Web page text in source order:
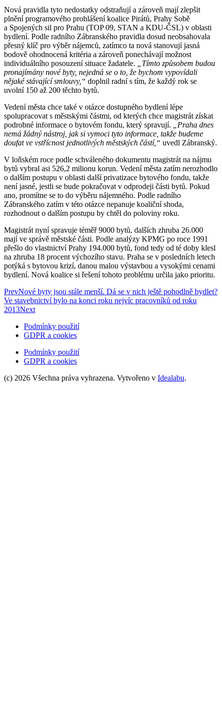
Nová pravidla tyto nedostatky odstraňují a zároveň mají zlepšit
plnění programového prohlášení koalice Pirátů, Prahy Sobě
a Spojených sil pro Prahu (TOP 09, STAN a KDU-ČSL) v oblasti
bydlení. Podle radního Zábranského pravidla dosud neobsahovala
přesný klíč pro výběr nájemců, zatímco ta nová stanovují jasná
bodově ohodnocená kritéria a zároveň ponechávají možnost
individuálního posouzení situace žadatele.
„Tímto způsobem budou
pronajímány nové byty, nejedná se o to, že bychom vypovídali
nějaké stávající smlouvy,“ doplnil radní s tím, že každý rok se
uvolní 150 až 200 těchto bytů.
Vedení města chce také v otázce dostupného bydlení lépe
spolupracovat s městskými částmi, od kterých chce magistrát získat
podrobné informace o bytovém fondu, který spravují.
„Praha dnes
nemá žádný nástroj, jak si vymoci tyto informace, takže budeme
doufat ve vstřícnost jednotlivých městských částí,“ uvedl Zábranský.
V loňském roce podle schváleného dokumentu magistrát na nájmu
bytů vybral asi 526,2 milionu korun. Vedení města zatím nerozhodlo
o dalším postupu v oblasti další privatizace bytového fondu, takže
není jasné, jestli se bude pokračovat v odprodeji části bytů. Pokud
ano, promítne se to do výběru nájemného. Podle radního
Zábranského zatím v této otázce nepanuje koaliční shoda,
rozhodnout o dalším postupu by chtěl do poloviny roku.
Magistrát nyní spravuje téměř 9000 bytů, dalších zhruba 26.000
mají ve správě městské části. Podle analýzy KPMG po roce 1991
přešlo do vlastnictví Prahy 194.000 bytů, fond tedy od té doby klesl
na zhruba 18 procent výchozího stavu. Praha se v posledních letech
potýká s bytovou krizí, danou malou výstavbou a vysokými cenami
bydlení. Nová koalice si řešení tohoto problému určila jako prioritu.
PrevNové byty jsou stále menší. Dá se v nich ještě pohodlně bydlet?
Ve stavebnictví bylo na konci roku nejvíc pracovníků od roku
2013Next
Podmínky použití
GDPR a cookies
Podmínky použití
GDPR a cookies
(c) 2026 Všechna práva vyhrazena. Vytvořeno v Idealabu.